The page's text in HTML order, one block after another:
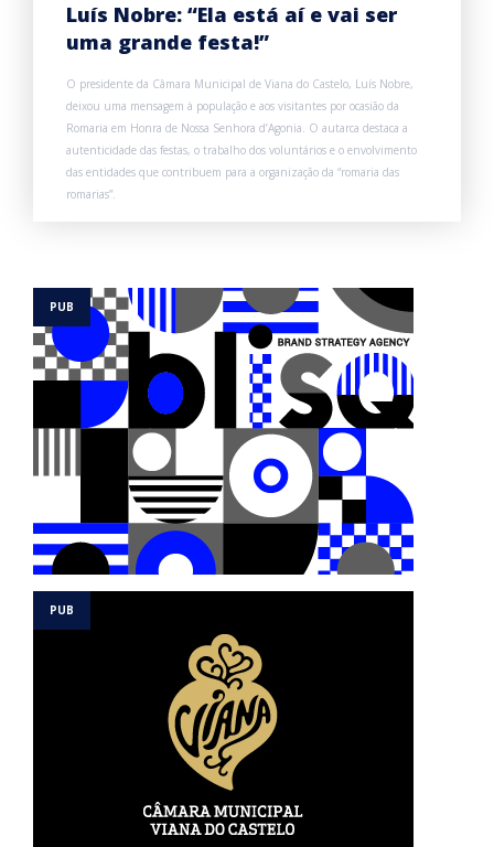
Luís Nobre: “Ela está aí e vai ser
uma grande festa!”
O presidente da Câmara Municipal de Viana do Castelo, Luís Nobre,
deixou uma mensagem à população e aos visitantes por ocasião da
Romaria em Honra de Nossa Senhora d’Agonia. O autarca destaca a
autenticidade das festas, o trabalho dos voluntários e o envolvimento
das entidades que contribuem para a organização da “romaria das
romarias”.